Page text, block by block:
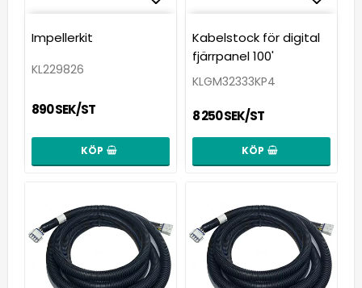
Lägg till i
Impellerkit
KL229826
890 SEK/ST
KÖP
Kabelstock för digital
fjärrpanel 100'
KLGM32333KP4
8 250 SEK/ST
KÖP